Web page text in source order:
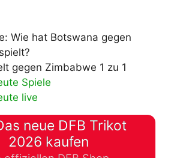
Wie hat Botswana gegen
gegen Zimbabwe 1 zu 1
Spiele
live
neue DFB Trikot
2026 kaufen